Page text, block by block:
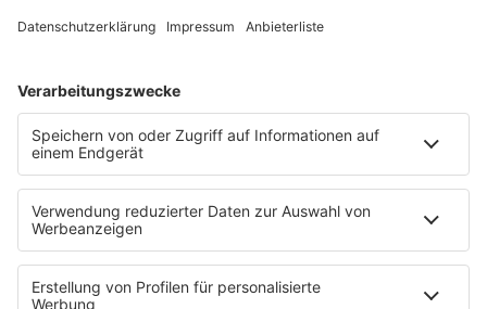
Es läuft:
JAMES HYPE mit SERATONIN